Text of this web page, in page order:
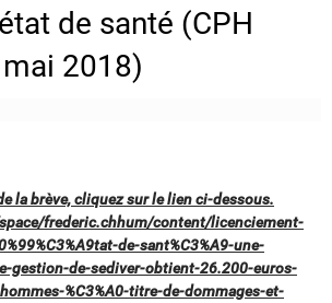
de santé (CPH
2018)
la brève, cliquez sur le lien ci-dessous.
frederic.chhum/content/licenciement-
de-sant%C3%A9-une-
gestion-de-sediver-obtient-26.200-euros-
%C3%A0-titre-de-dommages-et-